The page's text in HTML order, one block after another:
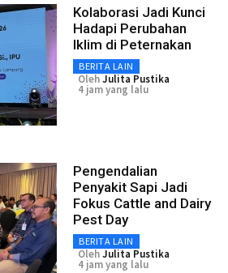
Kolaborasi Jadi Kunci
Hadapi Perubahan
Iklim di Peternakan
BERITA LAIN
OlehJulita Pustika
4 jam yang lalu
Pengendalian
Penyakit Sapi Jadi
Fokus Cattle and Dairy
Pest Day
BERITA LAIN
OlehJulita Pustika
4 jam yang lalu